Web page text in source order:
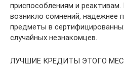
приспособлениям и
возникло сомнений, надежнее
предметы в
случайных незнакомцев.
ЛУЧШИЕ КРЕДИТЫ ЭТОГО